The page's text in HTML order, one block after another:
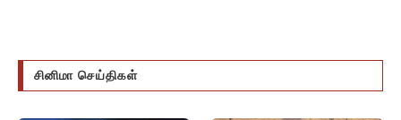
சினிமா செய்திகள்